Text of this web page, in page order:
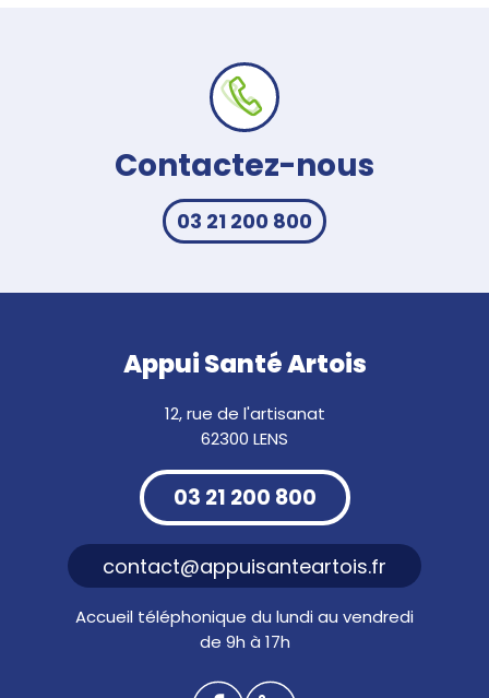
Contactez-nous
03 21 200 800
Appui Santé Artois
12, rue de l'artisanat
62300 LENS
03 21 200 800
contact@appuisanteartois.fr
Accueil téléphonique du lundi au vendredi
de 9h à 17h